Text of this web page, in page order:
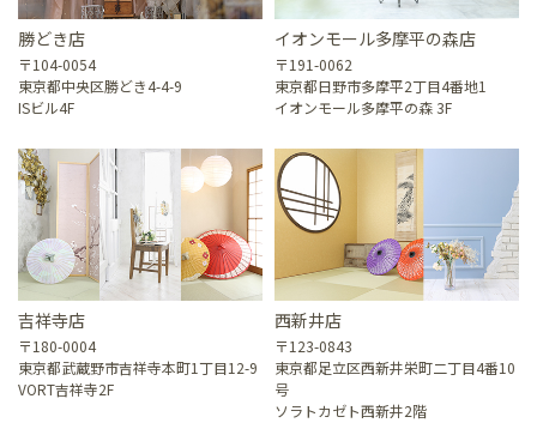
勝どき店
〒104-0054
東京都中央区勝どき4-4-9
ISビル4F
イオンモール多摩平の森店
〒191-0062
東京都日野市多摩平2丁目4番地1
イオンモール多摩平の森 3F
吉祥寺店
〒180-0004
東京都武蔵野市吉祥寺本町1丁目12-9
VORT吉祥寺2F
西新井店
〒123-0843
東京都足立区西新井栄町二丁目4番10
号
ソラトカゼト西新井2階